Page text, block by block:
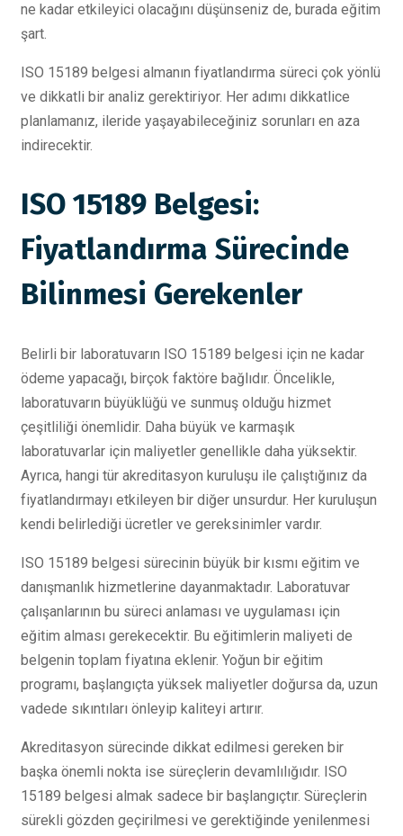
ne kadar etkileyici olacağını düşünseniz de, burada eğitim
şart.
ISO 15189 belgesi almanın fiyatlandırma süreci çok yönlü
ve dikkatli bir analiz gerektiriyor. Her adımı dikkatlice
planlamanız, ileride yaşayabileceğiniz sorunları en aza
indirecektir.
ISO 15189 Belgesi:
Fiyatlandırma Sürecinde
Bilinmesi Gerekenler
Belirli bir laboratuvarın ISO 15189 belgesi için ne kadar
ödeme yapacağı, birçok faktöre bağlıdır. Öncelikle,
laboratuvarın büyüklüğü ve sunmuş olduğu hizmet
çeşitliliği önemlidir. Daha büyük ve karmaşık
laboratuvarlar için maliyetler genellikle daha yüksektir.
Ayrıca, hangi tür akreditasyon kuruluşu ile çalıştığınız da
fiyatlandırmayı etkileyen bir diğer unsurdur. Her kuruluşun
kendi belirlediği ücretler ve gereksinimler vardır.
ISO 15189 belgesi sürecinin büyük bir kısmı eğitim ve
danışmanlık hizmetlerine dayanmaktadır. Laboratuvar
çalışanlarının bu süreci anlaması ve uygulaması için
eğitim alması gerekecektir. Bu eğitimlerin maliyeti de
belgenin toplam fiyatına eklenir. Yoğun bir eğitim
programı, başlangıçta yüksek maliyetler doğursa da, uzun
vadede sıkıntıları önleyip kaliteyi artırır.
Akreditasyon sürecinde dikkat edilmesi gereken bir
başka önemli nokta ise süreçlerin devamlılığıdır. ISO
15189 belgesi almak sadece bir başlangıçtır. Süreçlerin
sürekli gözden geçirilmesi ve gerektiğinde yenilenmesi